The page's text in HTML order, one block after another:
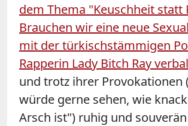
dem Thema "Keuschheit statt
Brauchen wir eine neue
mit der türkischstämmigen
Rapperin Lady Bitch Ray
und trotz ihrer Provokationen
würde gerne sehen, wie
Arsch ist") ruhig und